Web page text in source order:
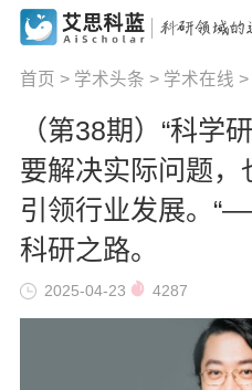
首页 > 学术头条 > 学术在线 >
（第38期）“科学
要解决实际问题，
引领行业发展。
科研之路。
2025-04-23 4287